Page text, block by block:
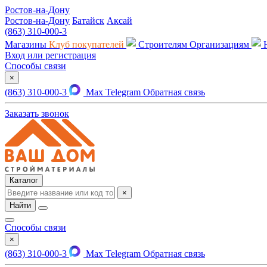
Ростов-на-Дону
Ростов-на-Дону Батайск Аксай
(863) 310-000-3
Магазины Клуб покупателей Строителям Организациям
Вход или регистрация
Способы связи
×
(863) 310-000-3 Max Telegram Обратная связь
Заказать звонок
Каталог
×
Найти
Способы связи
×
(863) 310-000-3 Max Telegram Обратная связь